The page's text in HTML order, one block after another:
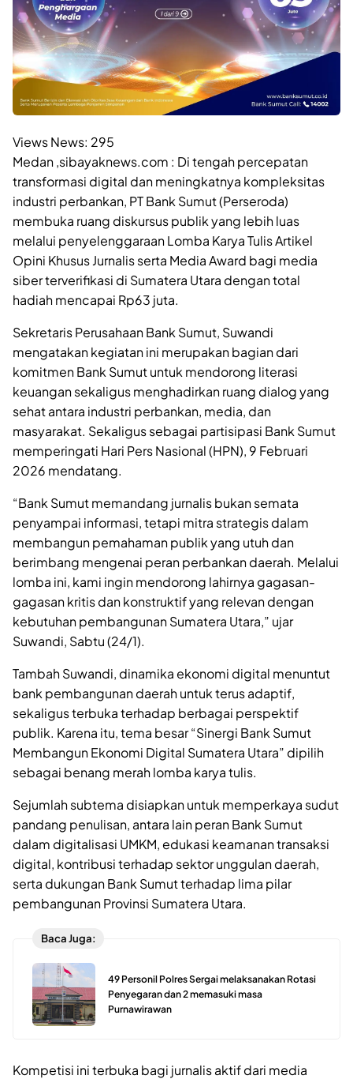
Views News: 295
Medan ,sibayaknews.com : Di tengah percepatan
transformasi digital dan meningkatnya kompleksitas
industri perbankan, PT Bank Sumut (Perseroda)
membuka ruang diskursus publik yang lebih luas
melalui penyelenggaraan Lomba Karya Tulis Artikel
Opini Khusus Jurnalis serta Media Award bagi media
siber terverifikasi di Sumatera Utara dengan total
hadiah mencapai Rp63 juta.
Sekretaris Perusahaan Bank Sumut, Suwandi
mengatakan kegiatan ini merupakan bagian dari
komitmen Bank Sumut untuk mendorong literasi
keuangan sekaligus menghadirkan ruang dialog yang
sehat antara industri perbankan, media, dan
masyarakat. Sekaligus sebagai partisipasi Bank Sumut
memperingati Hari Pers Nasional (HPN), 9 Februari
2026 mendatang.
“Bank Sumut memandang jurnalis bukan semata
penyampai informasi, tetapi mitra strategis dalam
membangun pemahaman publik yang utuh dan
berimbang mengenai peran perbankan daerah. Melalui
lomba ini, kami ingin mendorong lahirnya gagasan-
gagasan kritis dan konstruktif yang relevan dengan
kebutuhan pembangunan Sumatera Utara,” ujar
Suwandi, Sabtu (24/1).
Tambah Suwandi, dinamika ekonomi digital menuntut
bank pembangunan daerah untuk terus adaptif,
sekaligus terbuka terhadap berbagai perspektif
publik. Karena itu, tema besar “Sinergi Bank Sumut
Membangun Ekonomi Digital Sumatera Utara” dipilih
sebagai benang merah lomba karya tulis.
Sejumlah subtema disiapkan untuk memperkaya sudut
pandang penulisan, antara lain peran Bank Sumut
dalam digitalisasi UMKM, edukasi keamanan transaksi
digital, kontribusi terhadap sektor unggulan daerah,
serta dukungan Bank Sumut terhadap lima pilar
pembangunan Provinsi Sumatera Utara.
Baca Juga:
49 Personil Polres Sergai melaksanakan Rotasi
Penyegaran dan 2 memasuki masa
Purnawirawan
Kompetisi ini terbuka bagi jurnalis aktif dari media